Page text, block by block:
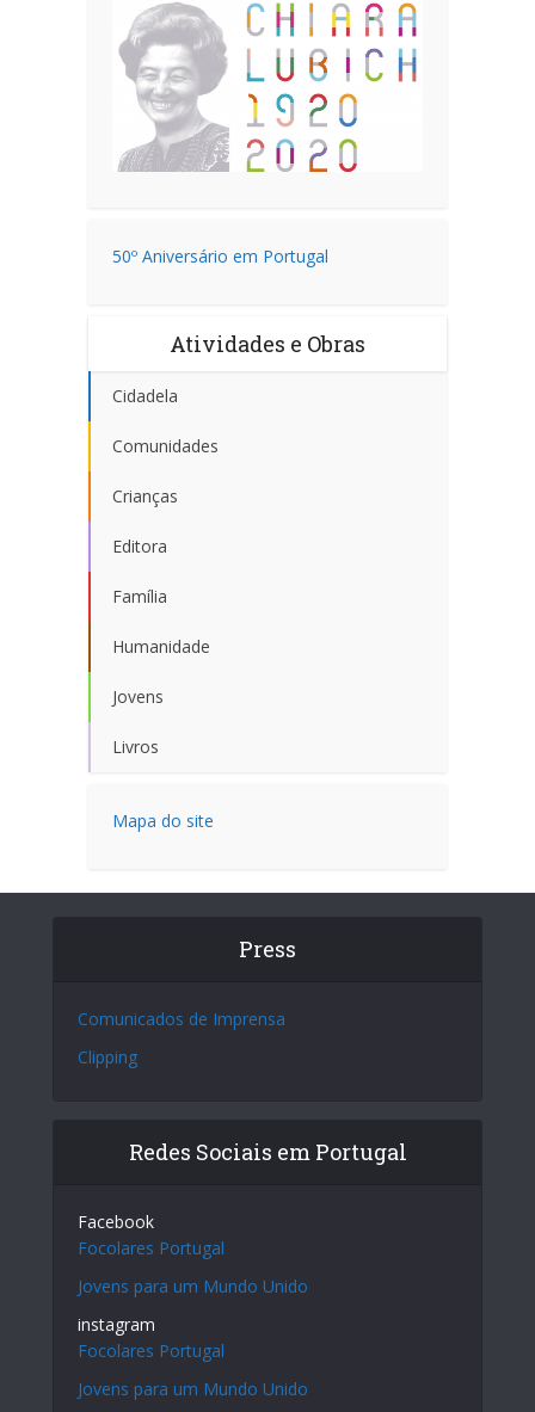
50º Aniversário em Portugal
Atividades e Obras
Cidadela
Comunidades
Crianças
Editora
Família
Humanidade
Jovens
Livros
Mapa do site
Press
Comunicados de Imprensa
Clipping
Redes Sociais em Portugal
Facebook
Focolares Portugal
Jovens para um Mundo Unido
instagram
Focolares Portugal
Jovens para um Mundo Unido